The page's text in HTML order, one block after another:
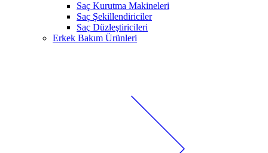
Saç Kurutma Makineleri
Saç Şekillendiriciler
Saç Düzleştiricileri
Erkek Bakım Ürünleri